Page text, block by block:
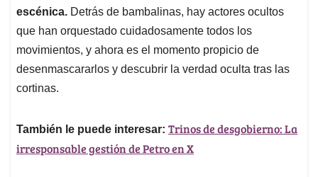
escénica. Detrás de bambalinas, hay actores ocultos
que han orquestado cuidadosamente todos los
movimientos, y ahora es el momento propicio de
desenmascararlos y descubrir la verdad oculta tras las
cortinas.
También le puede interesar: Trinos de desgobierno: La
irresponsable gestión de Petro en X